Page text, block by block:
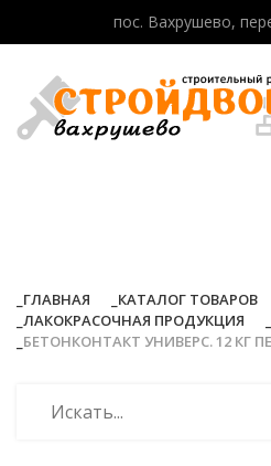
пос. Вахрушево,
ГЛАВНАЯ
КАТАЛОГ ТОВАРОВ
ЛАКОКРАСОЧНАЯ ПРОДУКЦИЯ
БЕТОНКОНТАКТ УНИВЕРС. 12 КГ